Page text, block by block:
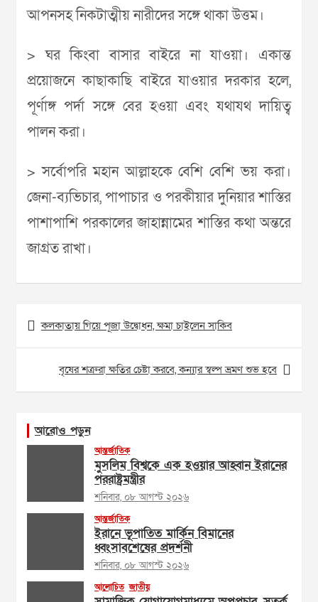
আপনসহ নিকটাত্মীয় নারীদের সঙ্গে থাকা উত্তম।
> ঘর কিংবা বাসার বাইরে না যাওয়া। একান্ত
প্রয়োজনে কাছাকাছি বাইরে যাওয়ার দরকার হলে,
পূর্ণাঙ্গ পর্দা সঙ্গে বের হওয়া এবং যথাযথ দায়িত্ব
পালন করা।
> সর্বোপরি মহান আল্লাহকে বেশি বেশি ভয় করা।
জেনা-ব্যভিচার, পাপাচার ও পরকীয়ার দুনিয়ার শাস্তির
পাশাপাশি পরকালের জাহান্নামের শাস্তির কথা অন্তরে
জাগ্রত রাখা।
Post
navigation
কলকাতায় গিয়ে পূজা উদ্বোধন, ক্ষমা চাইলেন সাকিব
বৃষের শত্রুরা ক্ষতির চেষ্টা করবে, কন্যার স্বল্প ভ্রমণ শুভ হবে
আরোও পড়ুন
আন্তর্জাতিক
মুসলিম বিশ্বকে এক হওয়ার আহ্বান ইরানের
পররাষ্ট্রমন্ত্রীর
শনিবার, ০৮ আগস্ট ২০২৬
আন্তর্জাতিক
ইরানে ভূপাতিত মার্কিন বিমানের
ধ্বংসাবশেষের প্রদর্শনী
শনিবার, ০৮ আগস্ট ২০২৬
আলোচিত জাতীয়